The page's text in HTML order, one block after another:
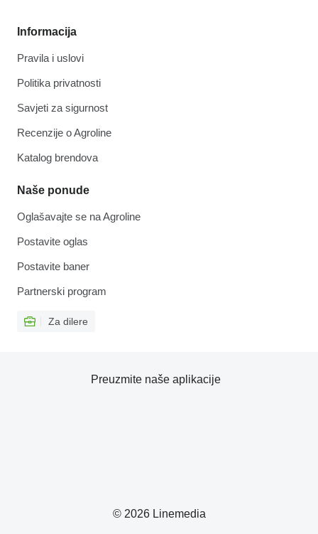
Informacija
Pravila i uslovi
Politika privatnosti
Savjeti za sigurnost
Recenzije o Agroline
Katalog brendova
Naše ponude
Oglašavajte se na Agroline
Postavite oglas
Postavite baner
Partnerski program
Za dilere
© 2026 Linemedia
Preuzmite naše aplikacije